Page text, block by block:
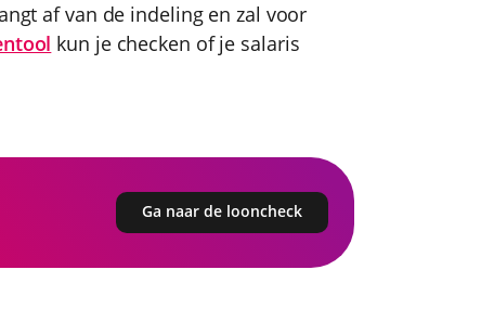
af van de indeling en zal voor
kun je checken of je salaris
Ga naar de looncheck